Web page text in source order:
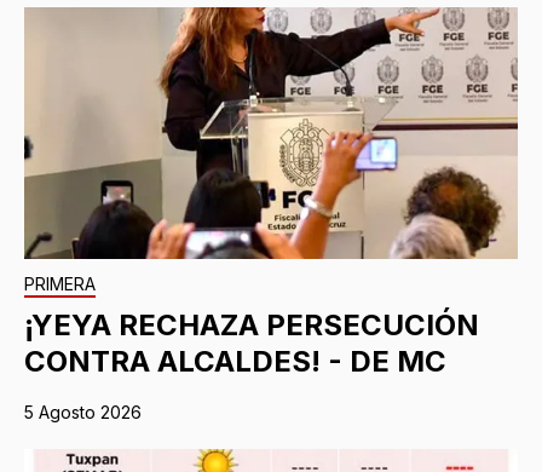
PRIMERA
¡YEYA RECHAZA PERSECUCIÓN
CONTRA ALCALDES! - DE MC
5 Agosto 2026